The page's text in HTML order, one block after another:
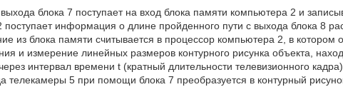
блока 7 поступает на вход блока памяти компьютера 2 и
информация о длине пройденного пути с выхода блока 8
из блока памяти считывается в процессор компьютера 2, в котором
и измерение линейных размеров контурного рисунка объекта,
интервал времени t (кратный длительности телевизионного
телекамеры 5 при помощи блока 7 преобразуется в контурный